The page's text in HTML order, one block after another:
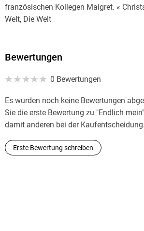
französischen Kollegen Maigret. «
Welt, Die Welt
Bewertungen
0 Bewertungen
Es wurden noch keine Bewertungen
Sie die erste Bewertung zu "Endlich
damit anderen bei der Kaufentscheidung.
Erste Bewertung schreiben